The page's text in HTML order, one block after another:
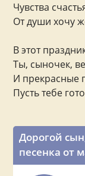
Дорогой
песенка от
Чувства
От души хочу
В этот
Ты, сыночек,
И прекрасные
Пусть тебе